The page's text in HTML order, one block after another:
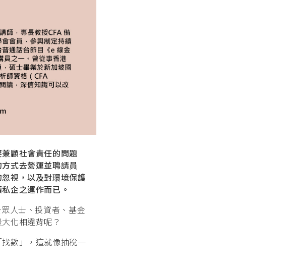
顧社會責任的問題
式去營運並聘請員
視，以及對環境保護
企之運作而已。
人士、投資者、基金
化相違背呢？
數」，這就像抽稅一